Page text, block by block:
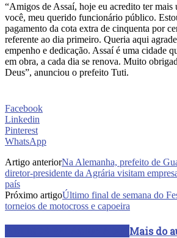
“Amigos de Assaí, hoje eu acredito ter mais
você, meu querido funcionário público.
pagamento da cota extra de cinquenta por
referente ao dia primeiro. Queria aqui
empenho e dedicação. Assaí é uma cidade
em obra, a cada dia se renova. Muito
Deus”, anunciou o prefeito Tuti.
Facebook
Linkedin
Pinterest
WhatsApp
Artigo anteriorNa Alemanha, prefeito de
diretor-presidente da Agrária visitam
país
Próximo artigoÚltimo final de semana do
torneios de motocross e capoeira
Mais do